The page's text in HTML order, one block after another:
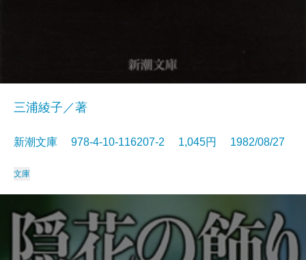
三浦綾子／著
新潮文庫 978-4-10-116207-2 1,045円 1982/08/27
文庫